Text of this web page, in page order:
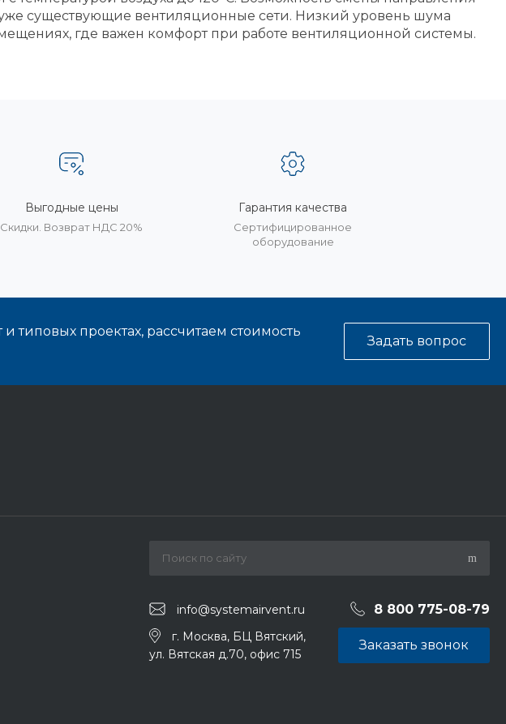
существующие вентиляционные сети. Низкий уровень шума
где важен комфорт при работе вентиляционной системы.
Выгодные цены
Скидки. Возврат НДС 20%
Гарантия качества
Сертифицированное
оборудование
типовых проектах, рассчитаем стоимость
Задать вопрос
info@systemairvent.ru 8 800 775-08-79
г. Москва, БЦ Вятский,
ул. Вятская д.70, офис 715
Заказать звонок